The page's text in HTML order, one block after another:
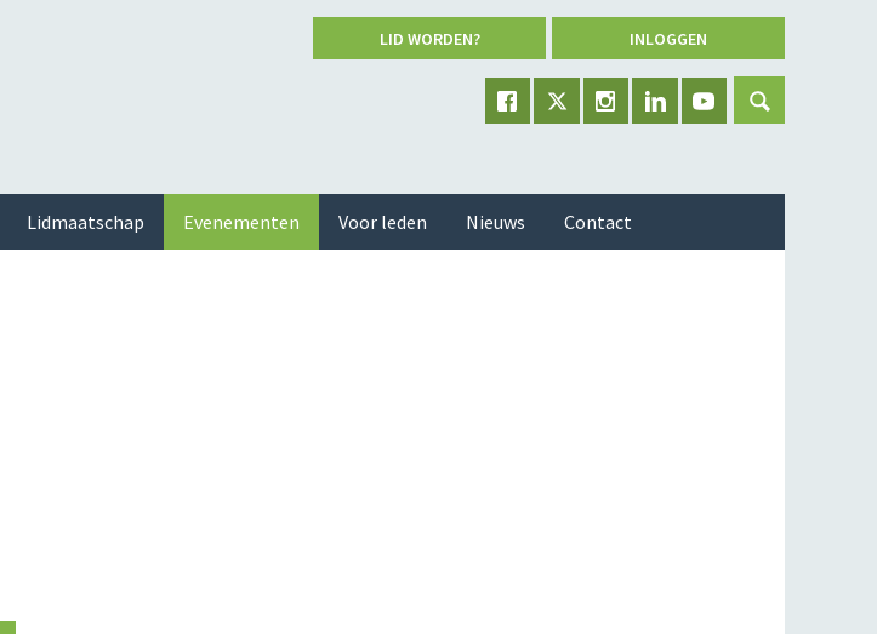
LID WORDEN? INLOGGEN
Lidmaatschap Evenementen Voor leden Nieuws Contact